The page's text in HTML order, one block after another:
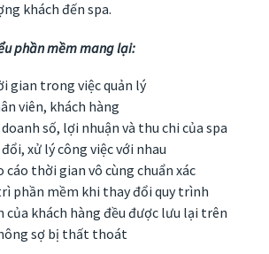
khách đến spa.
phần mềm mang lại:
gian trong việc quản lý
viên, khách hàng
số, lợi nhuận và thu chi của spa
xử lý công việc với nhau
cáo thời gian vô cùng chuẩn xác
phần mềm khi thay đổi quy trình
khách hàng đều được lưu lại trên
sợ bị thất thoát